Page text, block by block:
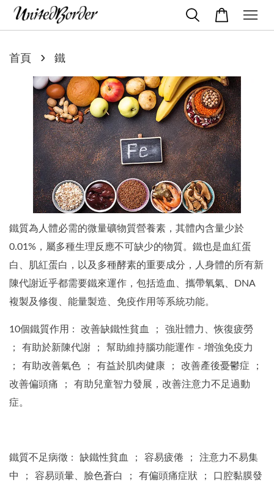
首頁 › 鐵
鐵質為人體必需的微量礦物質營養素，其體內含量少於
0.01%，屬多種生理反應不可缺少的物質。鐵也是血紅蛋
白、肌紅蛋白，以及多種酵素的重要成分，人身體的所有新
陳代謝近乎都需要鐵來運作，包括造血、攜帶氧氣、DNA
複製及修復、能量製造、免疫作用等系統功能。
10個鐵質作用 : 改善缺鐵性貧血 ； 強壯體力、恢復疲勞
； 有助於新陳代謝 ； 幫助維持腦功能運作 - 增強免疫力
； 有助改善氣色 ； 有益於肌肉健康 ； 改善產後憂鬱症 ；
改善偏頭痛 ； 有助兒童智力發展，改善注意力不足過動
症。
鐵質不足病徵 : 缺鐵性貧血 ； 容易疲倦 ； 注意力不易集
中 ； 容易頭暈、臉色蒼白 ； 有偏頭痛症狀 ； 口腔黏膜發